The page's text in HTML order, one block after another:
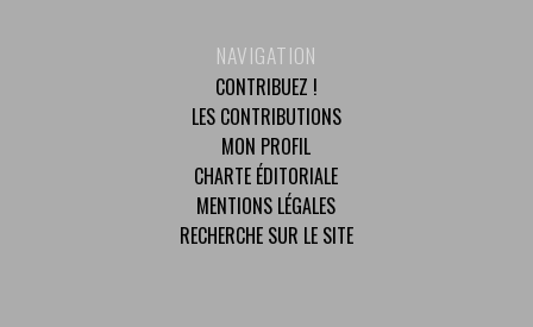
NAVIGATION
CONTRIBUEZ !
LES CONTRIBUTIONS
MON PROFIL
CHARTE ÉDITORIALE
MENTIONS LÉGALES
RECHERCHE SUR LE SITE